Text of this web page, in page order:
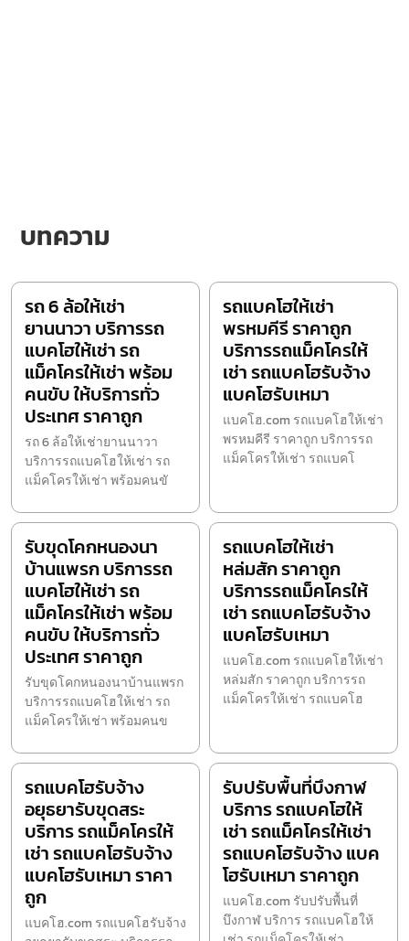
บทความ
รถ 6 ล้อให้เช่า
ยานนาวา บริการรถ
แบคโฮให้เช่า รถ
แม็คโครให้เช่า พร้อม
คนขับ ให้บริการทั่ว
ประเทศ ราคาถูก
รถ 6 ล้อให้เช่ายานนาวา
บริการรถแบคโฮให้เช่า รถ
แม็คโครให้เช่า พร้อมคนขั
รถแบคโฮให้เช่า
พรหมคีรี ราคาถูก
บริการรถแม็คโครให้
เช่า รถแบคโฮรับจ้าง
แบคโฮรับเหมา
แบคโฮ.com รถแบคโฮให้เช่า
พรหมคีรี ราคาถูก บริการรถ
แม็คโครให้เช่า รถแบคโ
รับขุดโคกหนองนา
บ้านแพรก บริการรถ
แบคโฮให้เช่า รถ
แม็คโครให้เช่า พร้อม
คนขับ ให้บริการทั่ว
ประเทศ ราคาถูก
รับขุดโคกหนองนาบ้านแพรก
บริการรถแบคโฮให้เช่า รถ
แม็คโครให้เช่า พร้อมคนข
รถแบคโฮให้เช่า
หล่มสัก ราคาถูก
บริการรถแม็คโครให้
เช่า รถแบคโฮรับจ้าง
แบคโฮรับเหมา
แบคโฮ.com รถแบคโฮให้เช่า
หล่มสัก ราคาถูก บริการรถ
แม็คโครให้เช่า รถแบคโฮ
รถแบคโฮรับจ้าง
อยุธยารับขุดสระ
บริการ รถแม็คโครให้
เช่า รถแบคโฮรับจ้าง
แบคโฮรับเหมา ราคา
ถูก
แบคโฮ.com รถแบคโฮรับจ้าง
รับปรับพื้นที่บึงกาฬ
บริการ รถแบคโฮให้
เช่า รถแม็คโครให้เช่า
รถแบคโฮรับจ้าง แบค
โฮรับเหมา ราคาถูก
แบคโฮ.com รับปรับพื้นที่
บึงกาฬ บริการ รถแบคโฮให้